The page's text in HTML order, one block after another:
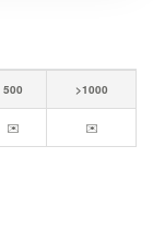
500 >1000
✉️ ✉️